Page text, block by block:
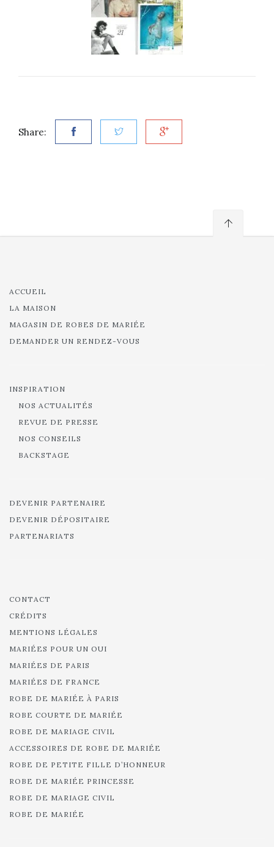
Share:
ACCUEIL
LA MAISON
MAGASIN DE ROBES DE MARIÉE
DEMANDER UN RENDEZ-VOUS
INSPIRATION
NOS ACTUALITÉS
REVUE DE PRESSE
NOS CONSEILS
BACKSTAGE
DEVENIR PARTENAIRE
DEVENIR DÉPOSITAIRE
PARTENARIATS
CONTACT
CRÉDITS
MENTIONS LÉGALES
MARIÉES POUR UN OUI
MARIÉES DE PARIS
MARIÉES DE FRANCE
ROBE DE MARIÉE À PARIS
ROBE COURTE DE MARIÉE
ROBE DE MARIAGE CIVIL
ACCESSOIRES DE ROBE DE MARIÉE
ROBE DE PETITE FILLE D’HONNEUR
ROBE DE MARIÉE PRINCESSE
ROBE DE MARIAGE CIVIL
ROBE DE MARIÉE